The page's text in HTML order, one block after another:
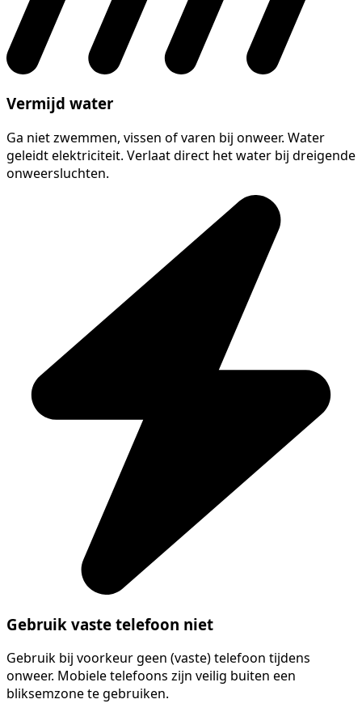
Vermijd water
Ga niet zwemmen, vissen of varen bij onweer. Water
geleidt elektriciteit. Verlaat direct het water bij dreigende
onweersluchten.
Gebruik vaste telefoon niet
Gebruik bij voorkeur geen (vaste) telefoon tijdens
onweer. Mobiele telefoons zijn veilig buiten een
bliksemzone te gebruiken.